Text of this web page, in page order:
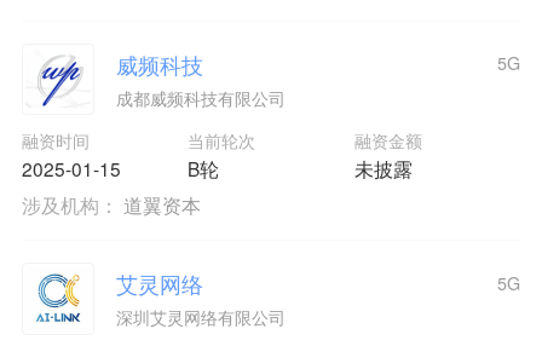
威频科技
成都威频科技有限公司
融资时间
2025-01-15
当前轮次
B轮
融资金额
未披露
5G
涉及机构： 道翼资本
艾灵网络
深圳艾灵网络有限公司
5G